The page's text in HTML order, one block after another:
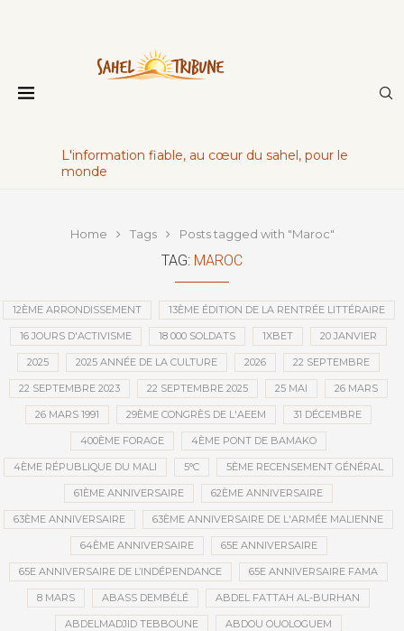
L'information fiable, au cœur du sahel, pour le
monde
Home Tags Posts tagged with "Maroc"
TAG: MAROC
12ÈME ARRONDISSEMENT 13ÈME ÉDITION DE LA RENTRÉE LITTÉRAIRE
16 JOURS D'ACTIVISME 18 000 SOLDATS 1XBET 20 JANVIER
2025 2025 ANNÉE DE LA CULTURE 2026 22 SEPTEMBRE
22 SEPTEMBRE 2023 22 SEPTEMBRE 2025 25 MAI 26 MARS
26 MARS 1991 29ÈME CONGRÈS DE L'AEEM 31 DÉCEMBRE
400ÈME FORAGE 4ÈME PONT DE BAMAKO
4ÈME RÉPUBLIQUE DU MALI 5°C 5ÈME RECENSEMENT GÉNÉRAL
61ÈME ANNIVERSAIRE 62ÈME ANNIVERSAIRE
63ÈME ANNIVERSAIRE 63ÈME ANNIVERSAIRE DE L'ARMÉE MALIENNE
64ÈME ANNIVERSAIRE 65E ANNIVERSAIRE
65E ANNIVERSAIRE DE L’INDÉPENDANCE 65E ANNIVERSAIRE FAMA
8 MARS ABASS DEMBÉLÉ ABDEL FATTAH AL-BURHAN
ABDELMADJID TEBBOUNE ABDOU OUOLOGUEM